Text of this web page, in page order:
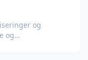
og
og